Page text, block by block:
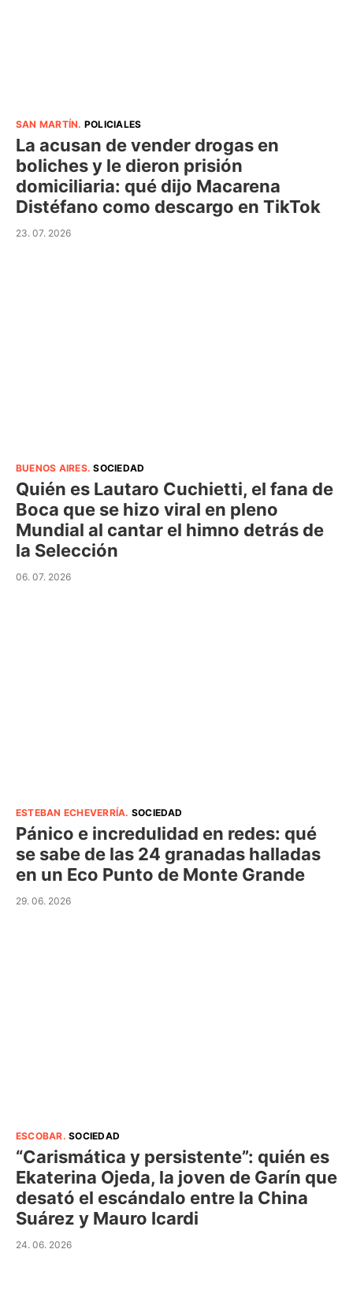
SAN MARTÍN. POLICIALES
La acusan de vender drogas en
boliches y le dieron prisión
domiciliaria: qué dijo Macarena
Distéfano como descargo en TikTok
23. 07. 2026
BUENOS AIRES.SOCIEDAD
Quién es Lautaro Cuchietti, el fana de
Boca que se hizo viral en pleno
Mundial al cantar el himno detrás de
la Selección
06. 07. 2026
ESTEBAN ECHEVERRÍA. SOCIEDAD
Pánico e incredulidad en redes: qué
se sabe de las 24 granadas halladas
en un Eco Punto de Monte Grande
29. 06. 2026
ESCOBAR.SOCIEDAD
“Carismática y persistente”: quién es
Ekaterina Ojeda, la joven de Garín que
desató el escándalo entre la China
Suárez y Mauro Icardi
24. 06. 2026